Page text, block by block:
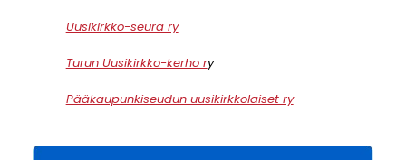
Uusikirkko-seura ry
Turun Uusikirkko-kerho ry
Pääkaupunkiseudun uusikirkkolaiset ry